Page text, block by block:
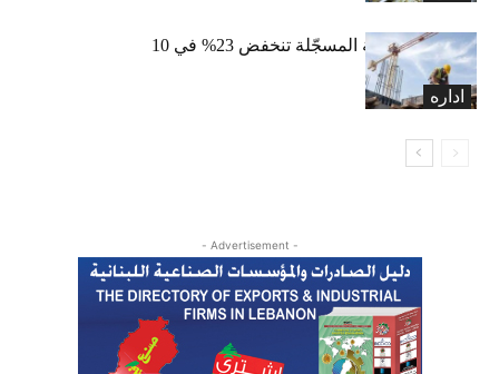
اداره
الرخص العقارية المسجّلة تنخفض 23% في 10
أشهر
- Advertisement -